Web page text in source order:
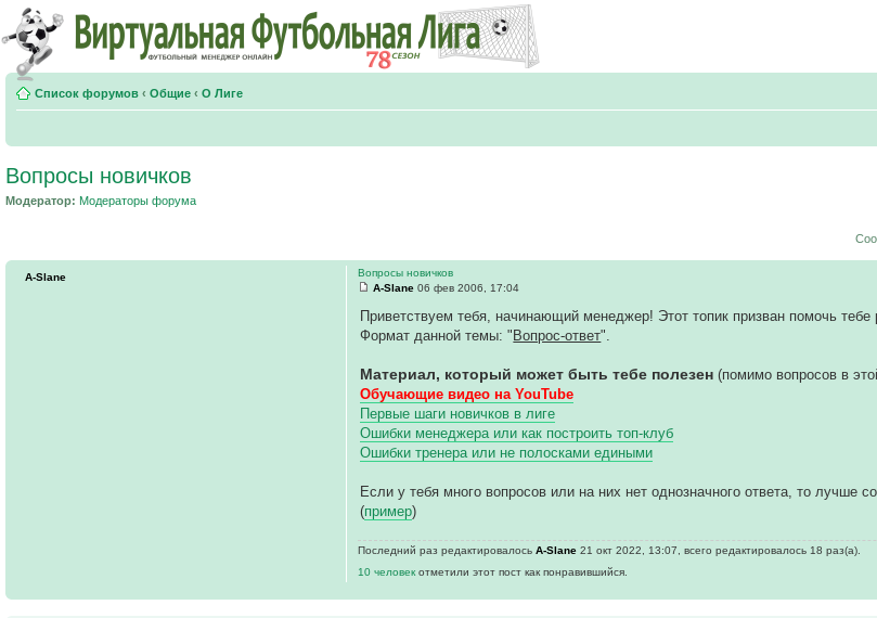
Список форумов ‹ Общие ‹ О Лиге
Вопросы новичков
Модератор: Модераторы форума
Вопросы новичков
A-Slane 06 фев 2006, 17:04
Приветствуем тебя, начинающий менеджер! Этот топик призван помочь тебе
Формат данной темы: "Вопрос-ответ".
Материал, который может быть тебе полезен (помимо вопросов в
Обучающие видео на YouTube
Первые шаги новичков в лиге
Ошибки менеджера или как построить топ-клуб
Ошибки тренера или не полосками едиными
Если у тебя много вопросов или на них нет однозначного ответа, то лучше
(пример)
Последний раз редактировалосьA-Slane 21 окт 2022, 13:07, всего редактировалось 18 раз(а).
10 человекотметили этот пост как понравившийся.
A-Slane